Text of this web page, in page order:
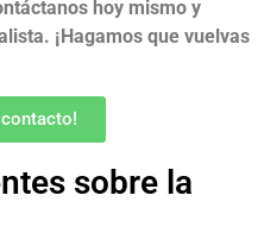
hoy mismo y
¡Hagamos que vuelvas
sobre la